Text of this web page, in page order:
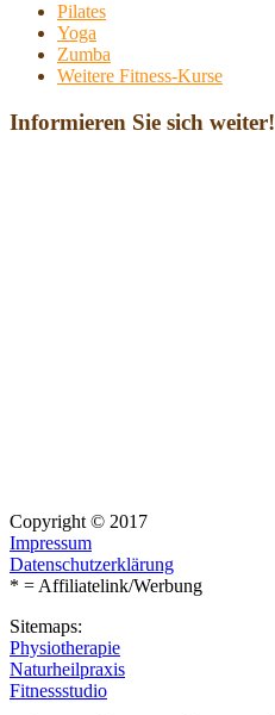
Pilates
Yoga
Zumba
Weitere Fitness-Kurse
Informieren Sie sich weiter!
Copyright © 2017
Impressum
Datenschutzerklärung
* = Affiliatelink/Werbung
Sitemaps:
Physiotherapie
Naturheilpraxis
Fitnessstudio